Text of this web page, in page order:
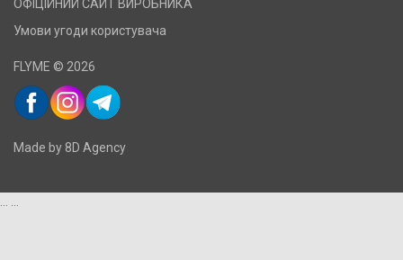
ОФІЦІЙНИЙ САЙТ ВИРОБНИКА
Умови угоди користувача
FLYME © 2026
Made by 8D Agency
... ...